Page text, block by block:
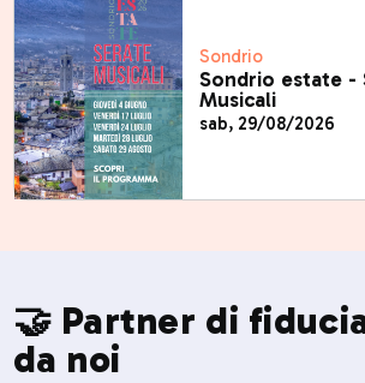
Sondrio
Sondrio estate -
Musicali
sab, 29/08/2026
🤝 Partner di
da noi